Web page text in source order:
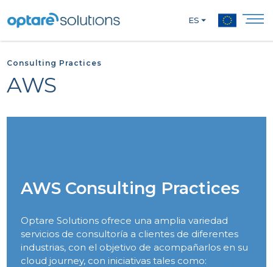
ES
Consulting Practices
AWS
AWS Consulting Practices
Optare Solutions ofrece una amplia variedad
servicios de consultoría a clientes de diferentes
industrias, con el objetivo de acompañarlos en su
cloud journey, con iniciativas tales como: